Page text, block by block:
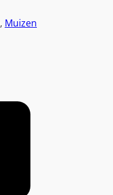
, Muizen